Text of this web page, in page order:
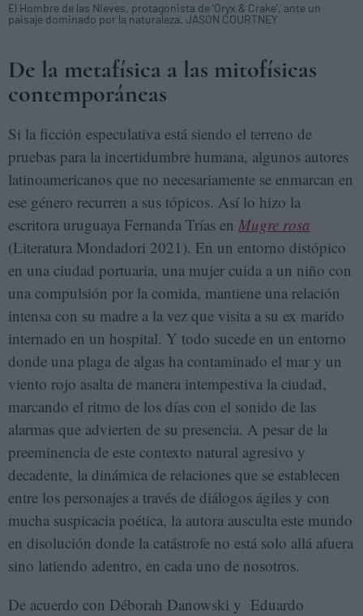
El Hombre de las Nieves, protagonista de 'Oryx & Crake', ante un
paisaje dominado por la naturaleza. JASON COURTNEY
De la metafísica a las mitofísicas
contemporáneas
Si la ficción especulativa está siendo el terreno de
pruebas para la incertidumbre humana, algunos autores
latinoamericanos que no necesariamente se enmarcan en
ese género recurren a sus tópicos. Así lo hizo la
escritora uruguaya Fernanda Trías en Mugre rosa
(Literatura Mondadori 2021). En un entorno distópico
en una ciudad portuaria, una mujer cuida a un niño con
una compulsión por la comida, mantiene una relación
intensa con su madre a la vez que visita a su ex marido
internado en un hospital. Y todo sucede en un entorno
donde una plaga de algas ha contaminado el mar y un
viento rojo asalta de manera intempestiva la ciudad,
marcando el ritmo de los días con el sonido de las
alarmas que advierten de su presencia. A pesar de la
preeminencia de este contexto natural agresivo y
decadente, la dinámica de relaciones que se establecen
entre los personajes a través de diálogos ágiles y con
mucha suspicacia poética, la autora ausculta este mundo
en disolución donde la catástrofe no está solo allá afuera
sino latiendo adentro, en cada uno de nosotros.
De acuerdo con Déborah Danowski y Eduardo